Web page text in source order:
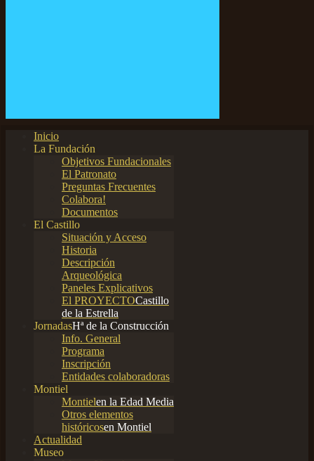
Inicio
La Fundación
Objetivos Fundacionales
El Patronato
Preguntas Frecuentes
Colabora!
Documentos
El Castillo
Situación y Acceso
Historia
Descripción
Arqueológica
Paneles Explicativos
El PROYECTOCastillo
de la Estrella
JornadasHª de la Construcción
Info. General
Programa
Inscripción
Entidades colaboradoras
Montiel
Montielen la Edad Media
Otros elementos
históricosen Montiel
Actualidad
Museo